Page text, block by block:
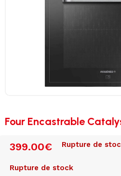
Four Encastrable
399.00€ Rupture de
Rupture de stock